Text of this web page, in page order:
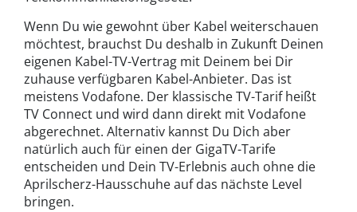
Wenn Du wie gewohnt über Kabel weiterschauen
möchtest, brauchst Du deshalb in Zukunft Deinen
eigenen Kabel-TV-Vertrag mit Deinem bei Dir
zuhause verfügbaren Kabel-Anbieter. Das ist
meistens Vodafone. Der klassische TV-Tarif heißt
TV Connect und wird dann direkt mit Vodafone
abgerechnet. Alternativ kannst Du Dich aber
natürlich auch für einen der GigaTV-Tarife
entscheiden und Dein TV-Erlebnis auch ohne die
Aprilscherz-Hausschuhe auf das nächste Level
bringen.